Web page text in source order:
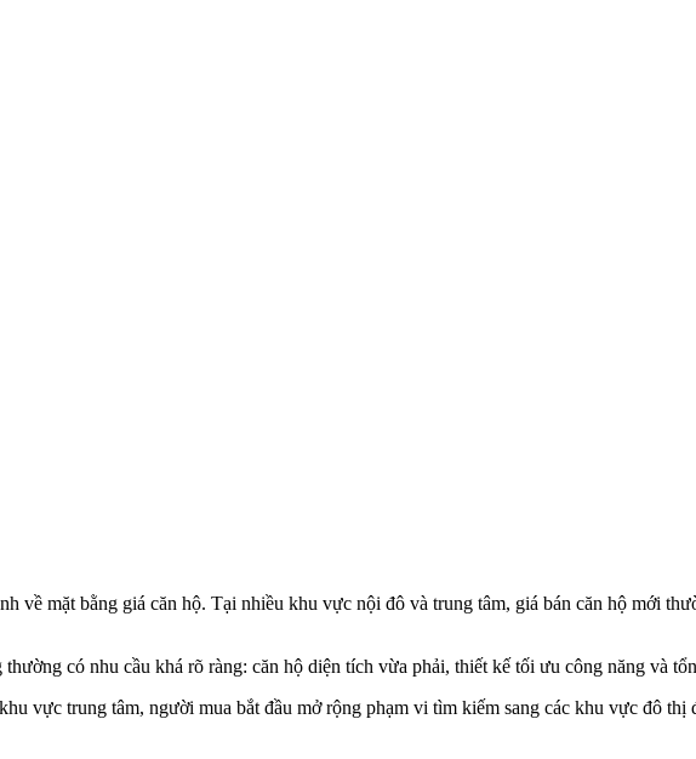
về mặt bằng giá căn hộ. Tại nhiều khu vực nội đô và trung tâm, giá bán căn hộ mới
có nhu cầu khá rõ ràng: căn hộ diện tích vừa phải, thiết kế tối ưu công năng và
vực trung tâm, người mua bắt đầu mở rộng phạm vi tìm kiếm sang các khu vực đô